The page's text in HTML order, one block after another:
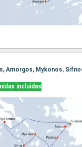
Amorgos, Mykonos,
incluidas